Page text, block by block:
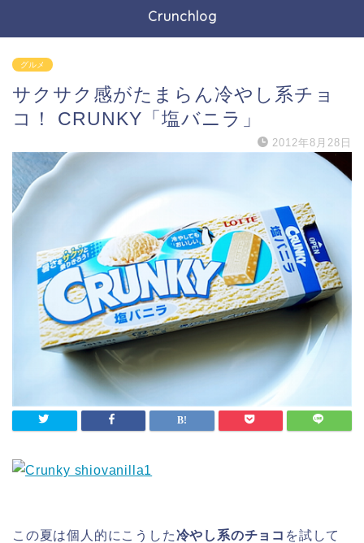
Crunchlog
グルメ
サクサク感がたまらん冷やし系チョ
コ！ CRUNKY「塩バニラ」
2012年8月28日
この夏は個人的にこうした冷やし系のチョコ を試して